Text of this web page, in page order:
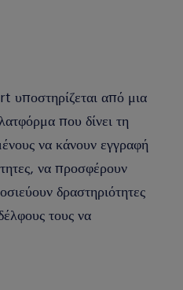
από μια
που δίνει τη
να κάνουν εγγραφή
να προσφέρουν
δραστηριότητες
τους να